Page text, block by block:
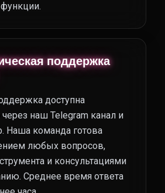
поддержка
доступна
через наш Telegram канал и
Наша команда готова
любых вопросов,
и консультациями
Среднее время ответа